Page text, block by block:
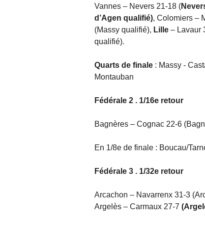
Vannes – Nevers 21-18 (
d’Agen qualifié), Colomiers –
(Massy qualifié), Lille – Lavaur
qualifié).
Quarts de finale : Massy -
Montauban
Fédérale 2 . 1/16e retour
Bagnères – Cognac 22-6
En 1/8e de finale : Boucau/
Fédérale 3 . 1/32e retour
Arcachon – Navarrenx 31-3
Argelès – Carmaux 27-7